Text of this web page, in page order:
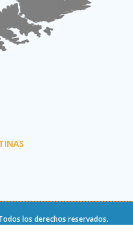
los derechos reservados.